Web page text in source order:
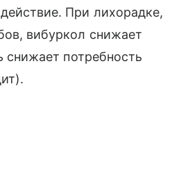
При лихорадке,
вибуркол снижает
снижает потребность